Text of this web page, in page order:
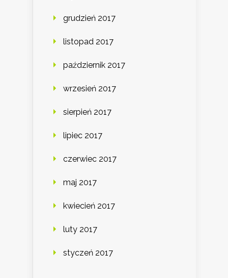
grudzień 2017
listopad 2017
październik 2017
wrzesień 2017
sierpień 2017
lipiec 2017
czerwiec 2017
maj 2017
kwiecień 2017
luty 2017
styczeń 2017